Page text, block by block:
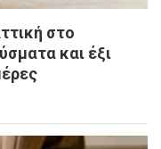
στο
και έξι